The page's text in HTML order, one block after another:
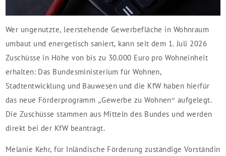
Wer ungenutzte, leerstehende Gewerbefläche in Wohnraum
umbaut und energetisch saniert, kann seit dem 1. Juli 2026
Zuschüsse in Höhe von bis zu 30.000 Euro pro Wohneinheit
erhalten: Das Bundesministerium für Wohnen,
Stadtentwicklung und Bauwesen und die KfW haben hierfür
das neue Förderprogramm „Gewerbe zu Wohnen“ aufgelegt.
Die Zuschüsse stammen aus Mitteln des Bundes und werden
direkt bei der KfW beantragt.
Melanie Kehr, für Inländische Förderung zuständige Vorständin